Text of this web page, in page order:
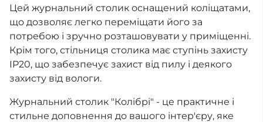
Цей журнальний столик оснащений коліщатами,
що дозволяє легко переміщати його за
потребою і зручно розташовувати у приміщенні.
Крім того, стільниця столика має ступінь захисту
IP20, що забезпечує захист від пилу і деякого
захисту від вологи.
Журнальний столик "Колібрі" - це практичне і
стильне доповнення до вашого інтер'єру, яке